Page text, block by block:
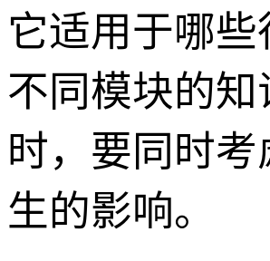
它适用于哪
不同模块的
时，要同时
生的影响。